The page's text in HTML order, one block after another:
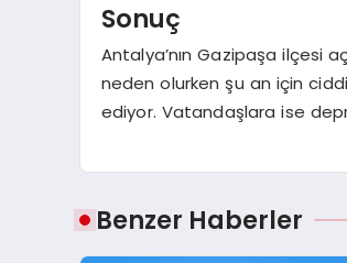
Sonuç
Antalya’nın Gazipaşa ilçesi
neden olurken şu an için
ediyor. Vatandaşlara ise
Benzer Haberler